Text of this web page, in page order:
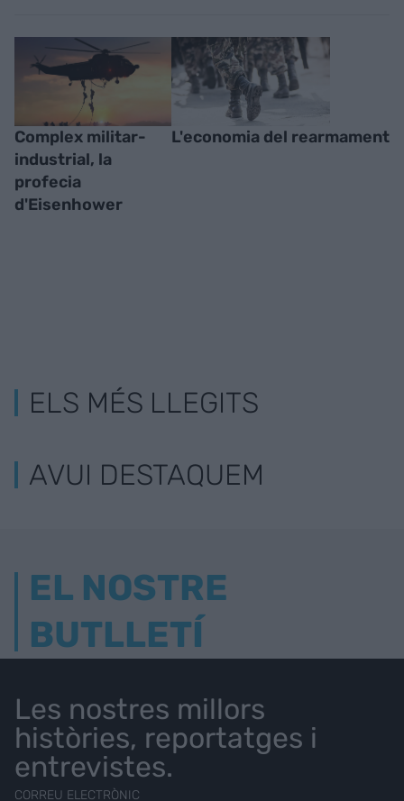
Complex militar-
industrial, la
profecia
d'Eisenhower
L'economia del rearmament
ELS MÉS LLEGITS
AVUI DESTAQUEM
EL NOSTRE
BUTLLETÍ
Les nostres millors
històries, reportatges i
entrevistes.
CORREU ELECTRÒNIC